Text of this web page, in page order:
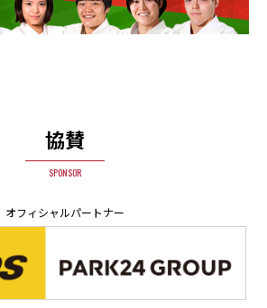
協賛
SPONSOR
オフィシャルパートナー